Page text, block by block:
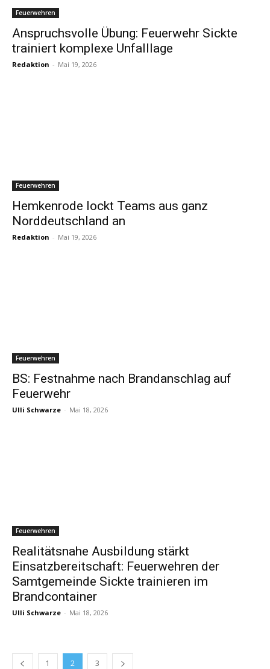
Feuerwehren
Anspruchsvolle Übung: Feuerwehr Sickte
trainiert komplexe Unfalllage
Redaktion - Mai 19, 2026
Feuerwehren
Hemkenrode lockt Teams aus ganz
Norddeutschland an
Redaktion - Mai 19, 2026
Feuerwehren
BS: Festnahme nach Brandanschlag auf
Feuerwehr
Ulli Schwarze - Mai 18, 2026
Feuerwehren
Realitätsnahe Ausbildung stärkt
Einsatzbereitschaft: Feuerwehren der
Samtgemeinde Sickte trainieren im
Brandcontainer
Ulli Schwarze - Mai 18, 2026
1 2 3